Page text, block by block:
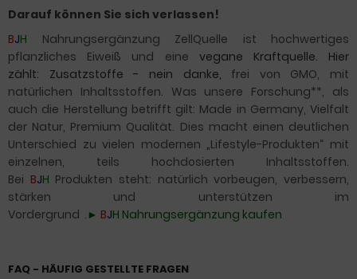
Darauf können Sie sich verlassen!
BJH Nahrungsergänzung ZellQuelle ist hochwertiges
pflanzliches Eiweiß und eine vegane Kraftquelle. Hier
zählt: Zusatzstoffe - nein danke, frei von GMO, mit
natürlichen Inhaltsstoffen. Was unsere Forschung**, als
auch die Herstellung betrifft gilt: Made in Germany, Vielfalt
der Natur, Premium Qualität. Dies macht einen deutlichen
Unterschied zu vielen modernen „Lifestyle-Produkten“ mit
einzelnen, teils hochdosierten Inhaltsstoffen.
Bei BJH Produkten steht: natürlich vorbeugen, verbessern,
stärken und unterstützen im
Vordergrund . ► BJH Nahrungsergänzung kaufen
FAQ - HÄUFIG GESTELLTE FRAGEN